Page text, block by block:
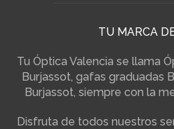
TU MARCA
Tu Óptica Valencia se llama
Burjassot, gafas graduadas
Burjassot, siempre con la
Disfruta de todos nuestros